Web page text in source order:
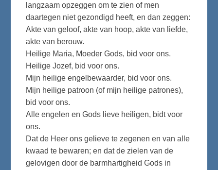
langzaam opzeggen om te zien of men
daartegen niet gezondigd heeft, en dan zeggen:
Akte van geloof, akte van hoop, akte van liefde,
akte van berouw.
Heilige Maria, Moeder Gods, bid voor ons.
Heilige Jozef, bid voor ons.
Mijn heilige engelbewaarder, bid voor ons.
Mijn heilige patroon (of mijn heilige patrones),
bid voor ons.
Alle engelen en Gods lieve heiligen, bidt voor
ons.
Dat de Heer ons gelieve te zegenen en van alle
kwaad te bewaren; en dat de zielen van de
gelovigen door de barmhartigheid Gods in